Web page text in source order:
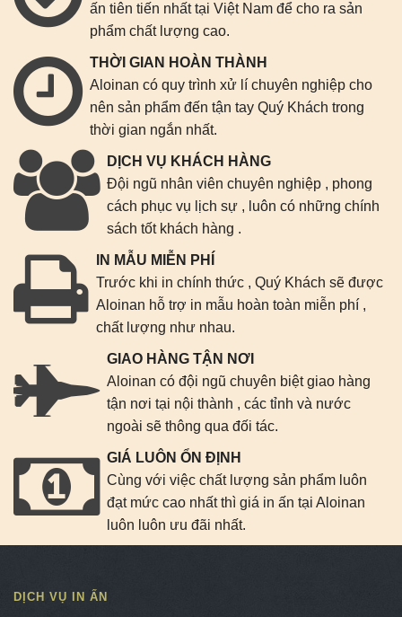
ấn tiên tiến nhất tại Việt Nam để cho ra sản
phẩm chất lượng cao.
THỜI GIAN HOÀN THÀNH
Aloinan có quy trình xử lí chuyên nghiệp cho
nên sản phẩm đến tận tay Quý Khách trong
thời gian ngắn nhất.
DỊCH VỤ KHÁCH HÀNG
Đội ngũ nhân viên chuyên nghiệp , phong
cách phục vụ lịch sự , luôn có những chính
sách tốt khách hàng .
IN MẪU MIỄN PHÍ
Trước khi in chính thức , Quý Khách sẽ được
Aloinan hỗ trợ in mẫu hoàn toàn miễn phí ,
chất lượng như nhau.
GIAO HÀNG TẬN NƠI
Aloinan có đội ngũ chuyên biệt giao hàng
tận nơi tại nội thành , các tỉnh và nước
ngoài sẽ thông qua đối tác.
GIÁ LUÔN ỔN ĐỊNH
Cùng với việc chất lượng sản phẩm luôn
đạt mức cao nhất thì giá in ấn tại Aloinan
luôn luôn ưu đãi nhất.
DỊCH VỤ IN ẤN